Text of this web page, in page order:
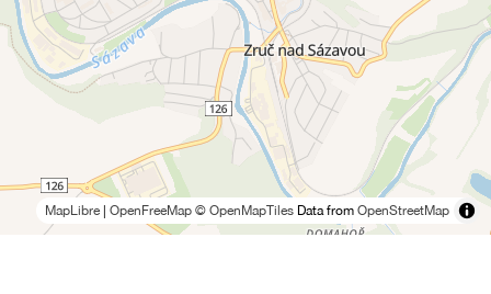
MapLibre OpenFreeMap © OpenMapTiles Data from OpenStreetMap